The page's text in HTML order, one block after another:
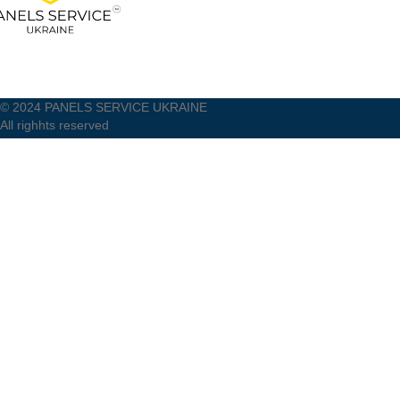
© 2024 PANELS SERVICE UKRAINE
All righhts reserved